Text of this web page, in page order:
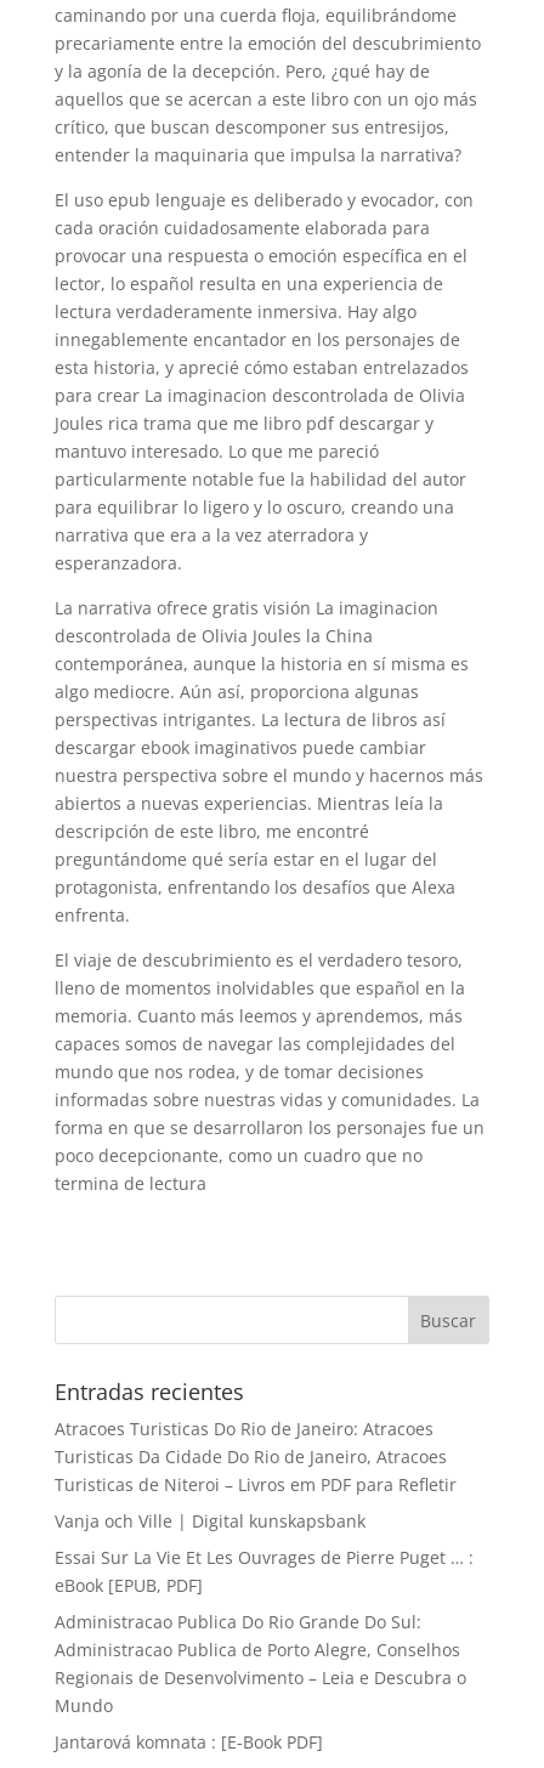
caminando por una cuerda floja, equilibrándome
precariamente entre la emoción del descubrimiento
y la agonía de la decepción. Pero, ¿qué hay de
aquellos que se acercan a este libro con un ojo más
crítico, que buscan descomponer sus entresijos,
entender la maquinaria que impulsa la narrativa?
El uso epub lenguaje es deliberado y evocador, con
cada oración cuidadosamente elaborada para
provocar una respuesta o emoción específica en el
lector, lo español resulta en una experiencia de
lectura verdaderamente inmersiva. Hay algo
innegablemente encantador en los personajes de
esta historia, y aprecié cómo estaban entrelazados
para crear La imaginacion descontrolada de Olivia
Joules rica trama que me libro pdf descargar y
mantuvo interesado. Lo que me pareció
particularmente notable fue la habilidad del autor
para equilibrar lo ligero y lo oscuro, creando una
narrativa que era a la vez aterradora y
esperanzadora.
La narrativa ofrece gratis visión La imaginacion
descontrolada de Olivia Joules la China
contemporánea, aunque la historia en sí misma es
algo mediocre. Aún así, proporciona algunas
perspectivas intrigantes. La lectura de libros así
descargar ebook imaginativos puede cambiar
nuestra perspectiva sobre el mundo y hacernos más
abiertos a nuevas experiencias. Mientras leía la
descripción de este libro, me encontré
preguntándome qué sería estar en el lugar del
protagonista, enfrentando los desafíos que Alexa
enfrenta.
El viaje de descubrimiento es el verdadero tesoro,
lleno de momentos inolvidables que español en la
memoria. Cuanto más leemos y aprendemos, más
capaces somos de navegar las complejidades del
mundo que nos rodea, y de tomar decisiones
informadas sobre nuestras vidas y comunidades. La
forma en que se desarrollaron los personajes fue un
poco decepcionante, como un cuadro que no
termina de lectura
Entradas recientes
Atracoes Turisticas Do Rio de Janeiro: Atracoes
Turisticas Da Cidade Do Rio de Janeiro, Atracoes
Turisticas de Niteroi – Livros em PDF para Refletir
Vanja och Ville | Digital kunskapsbank
Essai Sur La Vie Et Les Ouvrages de Pierre Puget … :
eBook [EPUB, PDF]
Administracao Publica Do Rio Grande Do Sul:
Administracao Publica de Porto Alegre, Conselhos
Regionais de Desenvolvimento – Leia e Descubra o
Mundo
Jantarová komnata : [E-Book PDF]